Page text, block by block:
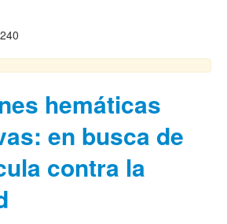
hemáticas
en busca de
contra la